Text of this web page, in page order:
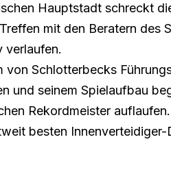
Hauptstadt schreckt
mit den Beratern des
verlaufen.
von Schlotterbecks
und seinem Spielaufbau
Rekordmeister
besten Innenverteidiger-